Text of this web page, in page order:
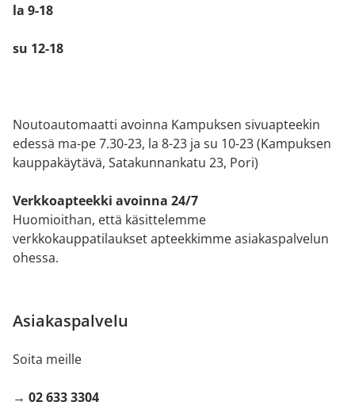
la 9-18
su 12-18
Noutoautomaatti avoinna Kampuksen sivuapteekin
edessä ma-pe 7.30-23, la 8-23 ja su 10-23 (Kampuksen
kauppakäytävä, Satakunnankatu 23, Pori)
Verkkoapteekki avoinna 24/7
Huomioithan, että käsittelemme
verkkokauppatilaukset apteekkimme asiakaspalvelun
ohessa.
Asiakaspalvelu
Soita meille
→ 02 633 3304